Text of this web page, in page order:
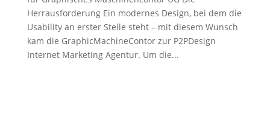
Herrausforderung Ein modernes Design, bei dem die
Usability an erster Stelle steht – mit diesem Wunsch
kam die GraphicMachineContor zur P2PDesign
Internet Marketing Agentur. Um die...